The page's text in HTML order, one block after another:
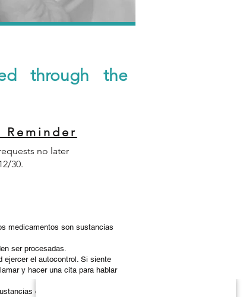
through the
no later
30.
medicamentos son sustancias
ser procesadas.
ejercer el autocontrol. Si siente
y hacer una cita para hablar
controladas para tratar